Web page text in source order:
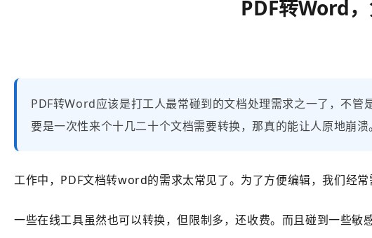
PDF转Word
PDF转Word应该是打工人最常碰到的文档处理需求之一了，不
要是一次性来个十几二十个文档需要转换，那真的能让人原地崩
工作中，PDF文档转word的需求太常见了。为了方便编辑，我们经
一些在线工具虽然也可以转换，但限制多，还收费。而且碰到一些敏